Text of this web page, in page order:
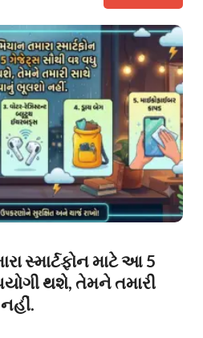
સ્માર્ટફોન માટે આ 5
થશે, તેમને તમારી